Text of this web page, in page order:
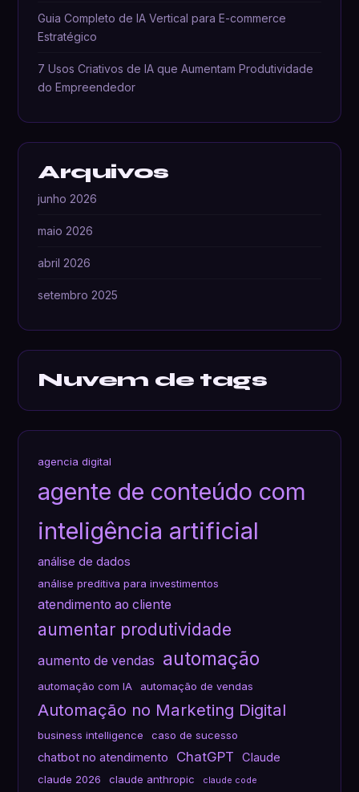
Guia Completo de IA Vertical para E-commerce
Estratégico
7 Usos Criativos de IA que Aumentam Produtividade
do Empreendedor
Arquivos
junho 2026
maio 2026
abril 2026
setembro 2025
Nuvem de tags
agencia digital
agente de conteúdo com
inteligência artificial
análise de dados
análise preditiva para investimentos
atendimento ao cliente
aumentar produtividade
aumento de vendas automação
automação com IA automação de vendas
Automação no Marketing Digital
business intelligence caso de sucesso
chatbot no atendimento ChatGPT Claude
claude 2026 claude anthropic claude code